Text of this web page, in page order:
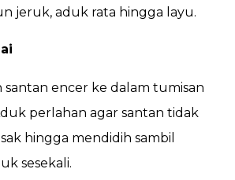
jeruk, aduk rata hingga layu.
santan encer ke dalam tumisan
perlahan agar santan tidak
hingga mendidih sambil
sesekali.